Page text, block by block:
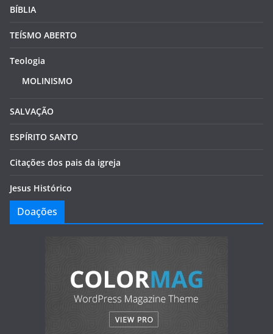
BÍBLIA
TEÍSMO ABERTO
Teologia
MOLINISMO
SALVAÇÃO
ESPÍRITO SANTO
Citações dos pais da igreja
Jesus Histórico
Doações